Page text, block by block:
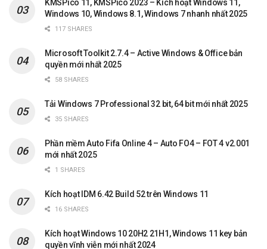
KMSPico 11, KMSPico 2023 – Kích hoạt Windows 11,
Windows 10, Windows 8.1, Windows 7 nhanh nhất 2025
117 SHARES
Microsoft Toolkit 2.7.4 – Active Windows & Office bản
quyền mới nhất 2025
58 SHARES
Tải Windows 7 Professional 32 bit, 64 bit mới nhất 2025
35 SHARES
Phần mềm Auto Fifa Online 4 – Auto FO4 – FOT 4 v2.001
mới nhất 2025
1 SHARES
Kích hoạt IDM 6.42 Build 52 trên Windows 11
16 SHARES
Kích hoạt Windows 10 20H2 21H1, Windows 11 key bản
quyền vĩnh viễn mới nhất 2024